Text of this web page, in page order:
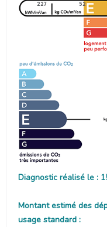
227 52
Diagnostic réalisé le :
Montant estimé des
usage standard :